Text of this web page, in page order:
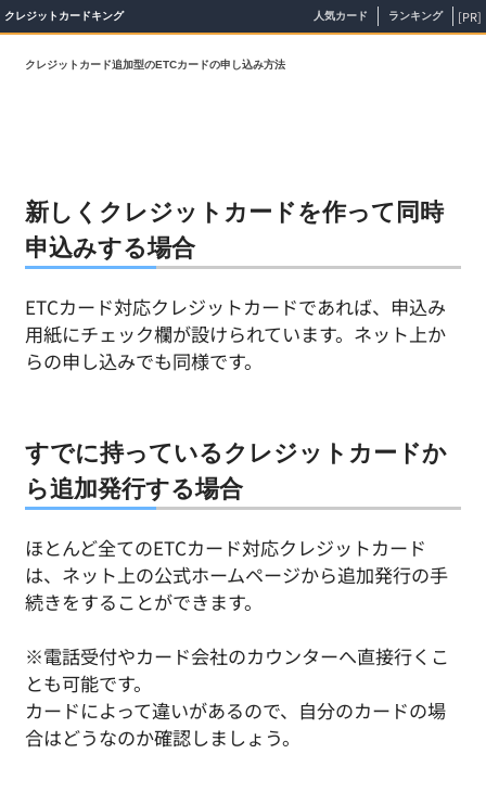
クレジットカードキング 人気カード ランキング [PR]
クレジットカード追加型のETCカードの申し込み方法
新しくクレジットカードを作って同時
申込みする場合
ETCカード対応クレジットカードであれば、申込み
用紙にチェック欄が設けられています。ネット上か
らの申し込みでも同様です。
すでに持っているクレジットカードか
ら追加発行する場合
ほとんど全てのETCカード対応クレジットカード
は、ネット上の公式ホームページから追加発行の手
続きをすることができます。
※電話受付やカード会社のカウンターへ直接行くこ
とも可能です。
カードによって違いがあるので、自分のカードの場
合はどうなのか確認しましょう。